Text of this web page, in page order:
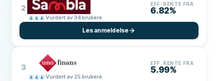
2
Vurdert av 34 brukere
EFF. RENTE FRA
6.82%
Les anmeldelse
3
Vurdert av 25 brukere
EFF. RENTE FRA
5.99%